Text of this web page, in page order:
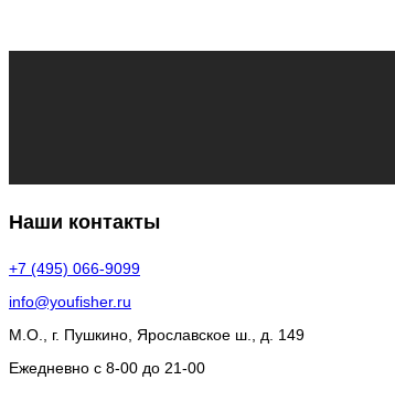
Наши контакты
+7 (495) 066-9099
info@youfisher.ru
М.О., г. Пушкино, Ярославское ш., д. 149
Ежедневно с 8-00 до 21-00